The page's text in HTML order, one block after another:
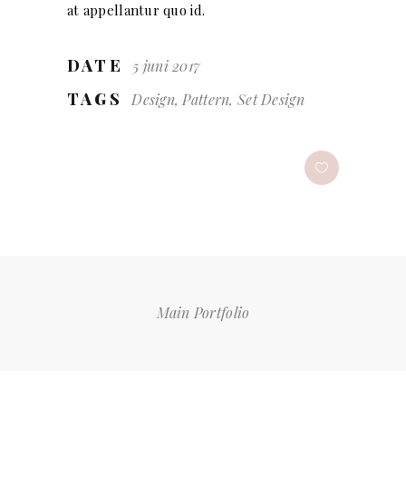
at appellantur quo id.
DATE 5 juni 2017
TAGS Design, Pattern, Set Design
Main Portfolio